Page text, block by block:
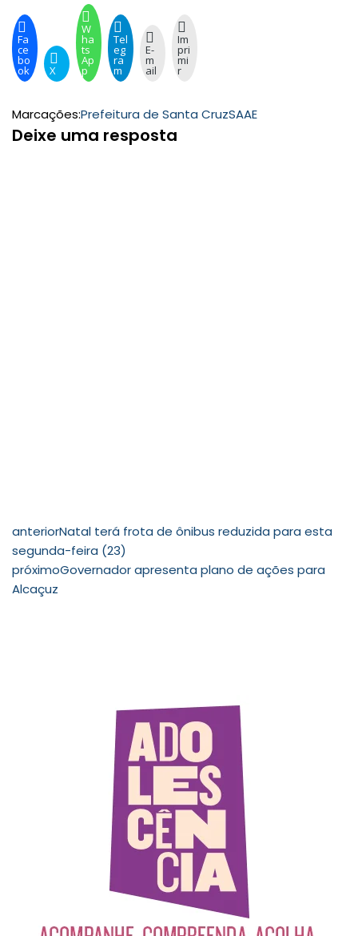
Fa
ce
bo
ok X
W
ha
ts
Ap
p
Tel
eg
ra
m
E-
m
ail
Im
pri
mi
r
Marcações:Prefeitura de Santa CruzSAAE
Deixe uma resposta
anteriorNatal terá frota de ônibus reduzida para esta
segunda-feira (23)
próximoGovernador apresenta plano de ações para
Alcaçuz